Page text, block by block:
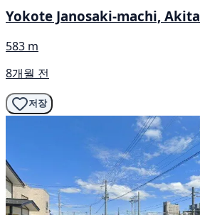
Yokote Janosaki-machi, Akita
583 m
8개월 전
저장